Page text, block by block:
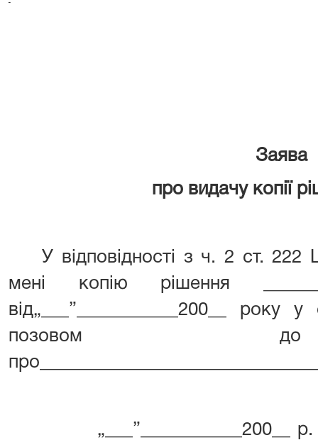
Заява
про видачу копії
У відповідності з ч. 2 ст.
мені копію рішення
від„___”___________200__
року у
про